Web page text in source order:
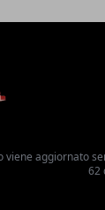
aggiornato
62